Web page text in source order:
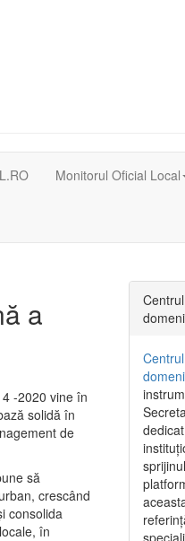
Monitorul Oficial Local
a
-2020 vine în
solidă în
de
să
crescând
consolida
în